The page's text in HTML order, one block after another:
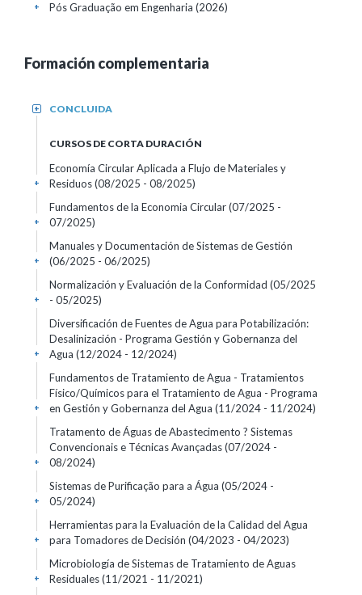
Pós Graduação em Engenharia (2026)
+
Formación complementaria
CONCLUIDA
+
CURSOS DE CORTA DURACIÓN
Economía Circular Aplicada a Flujo de Materiales y
Residuos(08/2025 - 08/2025)
+
Fundamentos de la Economia Circular(07/2025 -
07/2025)
+
Manuales y Documentación de Sistemas de Gestión
(06/2025 - 06/2025)
+
Normalización y Evaluación de la Conformidad (05/2025
- 05/2025)
+
Diversificación de Fuentes de Agua para Potabilización:
Desalinización - Programa Gestión y Gobernanza del
Agua (12/2024 - 12/2024)
+
Fundamentos de Tratamiento de Agua - Tratamientos
Físico/Químicos para el Tratamiento de Agua - Programa
en Gestión y Gobernanza del Agua (11/2024 - 11/2024)
+
Tratamento de Águas de Abastecimento ? Sistemas
Convencionais e Técnicas Avançadas(07/2024 -
08/2024)
+
Sistemas de Purificação para a Água (05/2024 -
05/2024)
+
Herramientas para la Evaluación de la Calidad del Agua
para Tomadores de Decisión (04/2023 - 04/2023)
+
Microbiología de Sistemas de Tratamiento de Aguas
Residuales(11/2021 - 11/2021)
+